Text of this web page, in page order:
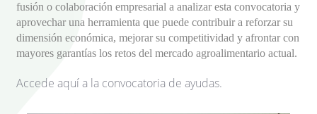
fusión o colaboración empresarial a analizar esta convocatoria y
aprovechar una herramienta que puede contribuir a reforzar su
dimensión económica, mejorar su competitividad y afrontar con
mayores garantías los retos del mercado agroalimentario actual.
Accede aquí a la convocatoria de ayudas.